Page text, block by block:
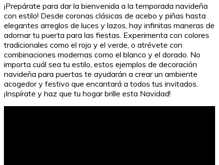
¡Prepárate para dar la bienvenida a la temporada navideña
con estilo! Desde coronas clásicas de acebo y piñas hasta
elegantes arreglos de luces y lazos, hay infinitas maneras de
adornar tu puerta para las fiestas. Experimenta con colores
tradicionales como el rojo y el verde, o atrévete con
combinaciones modernas como el blanco y el dorado. No
importa cuál sea tu estilo, estos ejemplos de decoración
navideña para puertas te ayudarán a crear un ambiente
acogedor y festivo que encantará a todos tus invitados.
¡Inspírate y haz que tu hogar brille esta Navidad!